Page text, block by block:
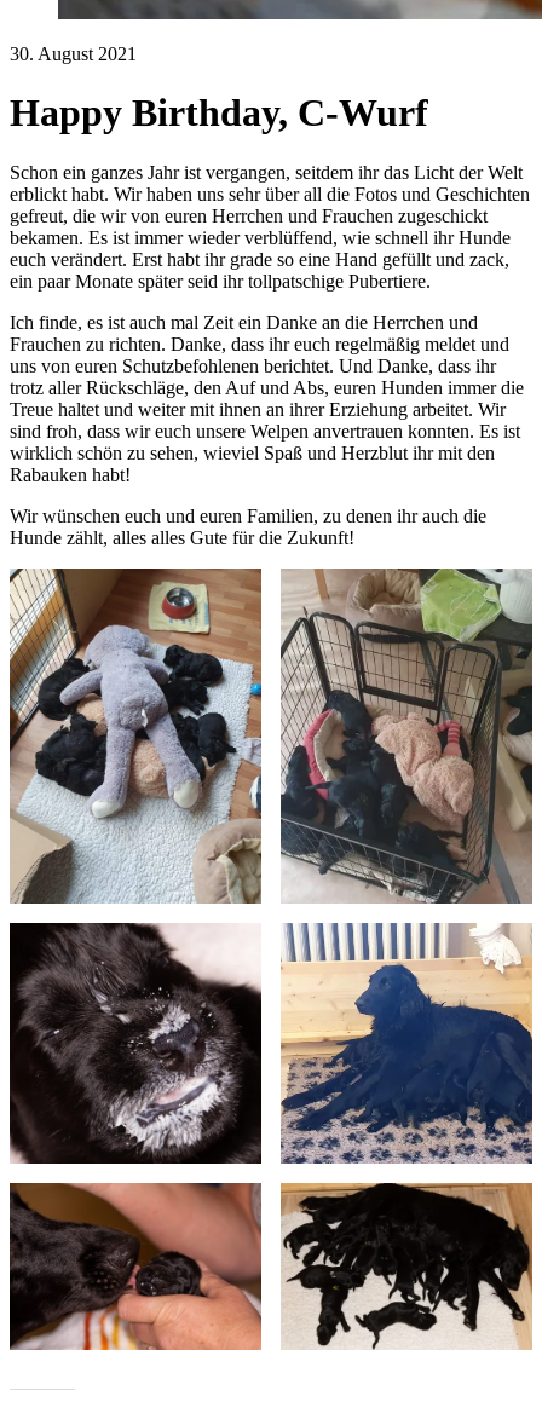
30. August 2021
Happy Birthday, C-Wurf
Schon ein ganzes Jahr ist vergangen, seitdem ihr das Licht der Welt
erblickt habt. Wir haben uns sehr über all die Fotos und Geschichten
gefreut, die wir von euren Herrchen und Frauchen zugeschickt
bekamen. Es ist immer wieder verblüffend, wie schnell ihr Hunde
euch verändert. Erst habt ihr grade so eine Hand gefüllt und zack,
ein paar Monate später seid ihr tollpatschige Pubertiere.
Ich finde, es ist auch mal Zeit ein Danke an die Herrchen und
Frauchen zu richten. Danke, dass ihr euch regelmäßig meldet und
uns von euren Schutzbefohlenen berichtet. Und Danke, dass ihr
trotz aller Rückschläge, den Auf und Abs, euren Hunden immer die
Treue haltet und weiter mit ihnen an ihrer Erziehung arbeitet. Wir
sind froh, dass wir euch unsere Welpen anvertrauen konnten. Es ist
wirklich schön zu sehen, wieviel Spaß und Herzblut ihr mit den
Rabauken habt!
Wir wünschen euch und euren Familien, zu denen ihr auch die
Hunde zählt, alles alles Gute für die Zukunft!